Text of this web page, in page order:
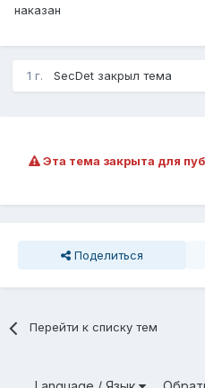
наказан
1 г. SecDet закрыл тема
Эта тема закрыта для
Поделиться
Перейти к списку тем